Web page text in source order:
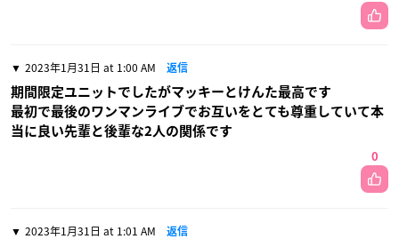
2023年1月31日 at 1:00 AM 返信
期間限定ユニットでしたがマッキーとけんた最高です
最初で最後のワンマンライブでお互いをとても尊重していて本
当に良い先輩と後輩な2人の関係です
0
2023年1月31日 at 1:01 AM 返信